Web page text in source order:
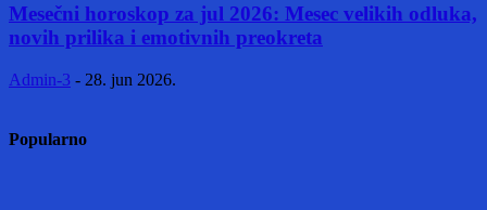
Mesečni horoskop za jul 2026: Mesec velikih odluka,
novih prilika i emotivnih preokreta
Admin-3 - 28. jun 2026.
Popularno